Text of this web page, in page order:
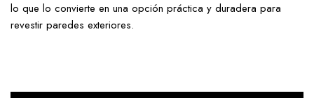
lo que lo convierte en una opción práctica y duradera para
revestir paredes exteriores.